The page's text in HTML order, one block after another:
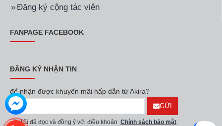
Đăng ký cộng tác viên
FANPAGE FACEBOOK
ĐĂNG KÝ NHẬN TIN
để nhận được khuyến mãi hấp dẫn từ Akira?
GỬI
Tôi đã đọc và đồng ý với điều khoản Chính sách bảo mật